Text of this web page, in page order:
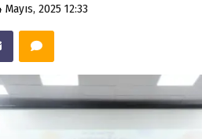
2025 12:33